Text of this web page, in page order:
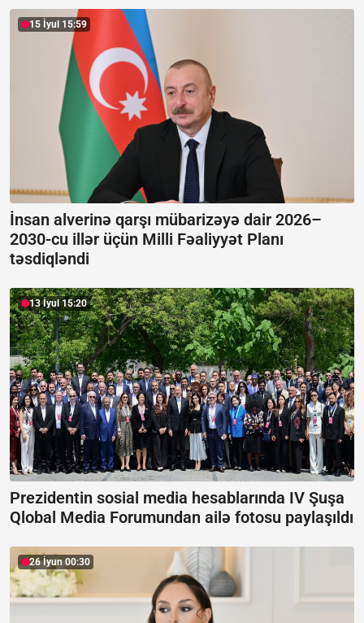
15 İyul 15:59
İnsan alverinə qarşı mübarizəyə dair 2026–
2030-cu illər üçün Milli Fəaliyyət Planı
təsdiqləndi
13 İyul 15:20
Prezidentin sosial media hesablarında IV Şuşa
Qlobal Media Forumundan ailə fotosu paylaşıldı
26 İyun 00:30